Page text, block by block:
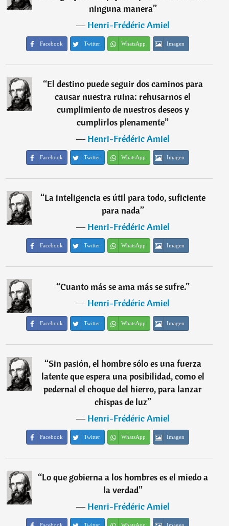
ninguna manera”
―Henri-Frédéric Amiel
Facebook Twitter WhatsApp Imagen
“El destino puede seguir dos caminos para
causar nuestra ruina: rehusarnos el
cumplimiento de nuestros deseos y
cumplirlos plenamente”
―Henri-Frédéric Amiel
Facebook Twitter WhatsApp Imagen
“La inteligencia es útil para todo, suficiente
para nada”
―Henri-Frédéric Amiel
Facebook Twitter WhatsApp Imagen
“Cuanto más se ama más se sufre.”
―Henri-Frédéric Amiel
Facebook Twitter WhatsApp Imagen
“Sin pasión, el hombre sólo es una fuerza
latente que espera una posibilidad, como el
pedernal el choque del hierro, para lanzar
chispas de luz”
―Henri-Frédéric Amiel
Facebook Twitter WhatsApp Imagen
“Lo que gobierna a los hombres es el miedo a
la verdad”
―Henri-Frédéric Amiel